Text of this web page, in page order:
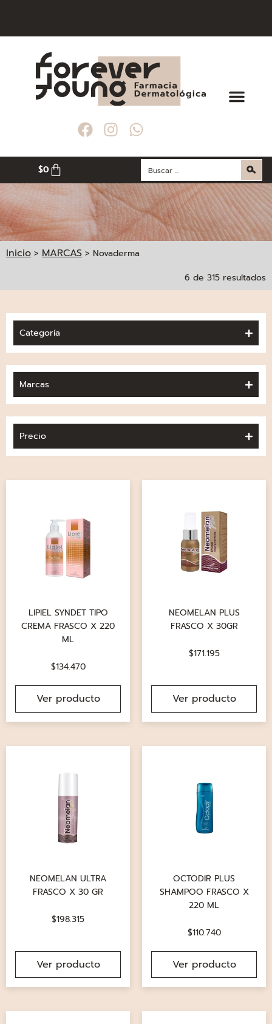
$0
Inicio > MARCAS > Novaderma
6 de 315 resultados
Categoría
Marcas
Precio
LIPIEL SYNDET TIPO
CREMA FRASCO X 220
ML
$134.470
Ver producto
NEOMELAN PLUS
FRASCO X 30GR
$171.195
Ver producto
NEOMELAN ULTRA
FRASCO X 30 GR
$198.315
Ver producto
OCTODIR PLUS
SHAMPOO FRASCO X
220 ML
$110.740
Ver producto